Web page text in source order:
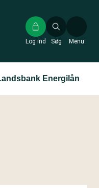
Søg
Log ind Menu
Energilån